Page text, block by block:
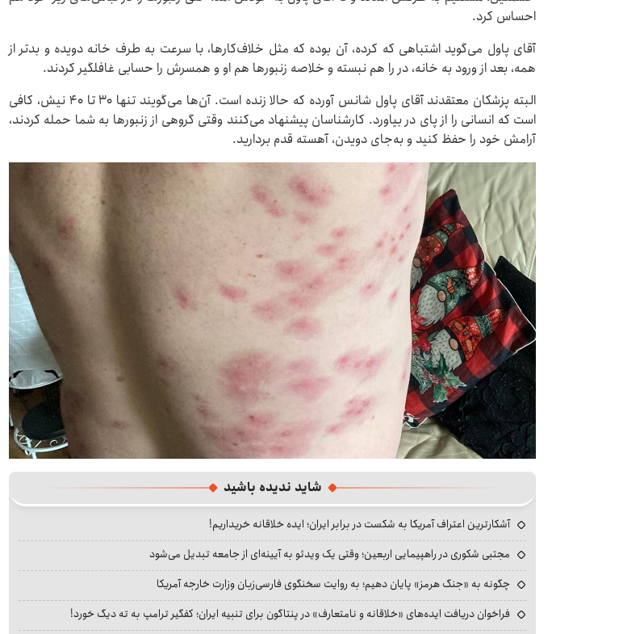
احساس کرد.
آقای پاول می‌گوید اشتباهی که کرده، آن بوده که مثل خلاف‌کارها، با سرعت به طرف خانه دویده و بدتر از
همه، بعد از ورود به خانه، در را هم نبسته و خلاصه زنبورها هم او و همسرش را حسابی غافلگیر کردند.
البته پزشکان معتقدند آقای پاول شانس آورده که حالا زنده است. آن‌ها می‌گویند تنها ۳۰ تا ۴۰ نیش، کافی
است که انسانی را از پای در بیاورد. کارشناسان پیشنهاد می‌کنند وقتی گروهی از زنبورها به شما حمله کردند،
آرامش خود را حفظ کنید و به‌جای دویدن، آهسته قدم بردارید.
شاید ندیده باشید
آشکارترین اعتراف آمریکا به شکست در برابر ایران؛ ایده خلاقانه خریداریم!
مجتبی شکوری در راهپیمایی اربعین؛ وقتی یک ویدئو به آیینه‌ای از جامعه تبدیل می‌شود
چگونه به «جنگ هرمز» پایان دهیم؛ به روایت سخنگوی فارسی‌زبان وزارت خارجه آمریکا
فراخوان دریافت ایده‌های «خلاقانه و نامتعارف» در پنتاگون برای تنبیه ایران؛ کفگیر ترامپ به ته دیگ خورد!